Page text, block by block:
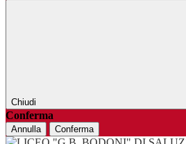
Chiudi
Conferma
Annulla Conferma